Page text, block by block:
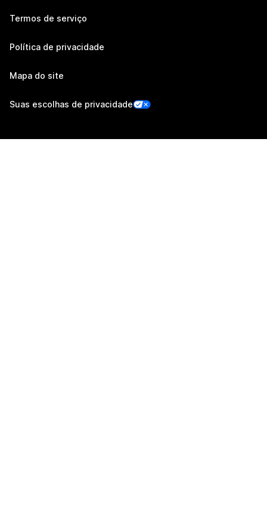
Termos de serviço
Política de privacidade
Mapa do site
Suas escolhas de privacidade